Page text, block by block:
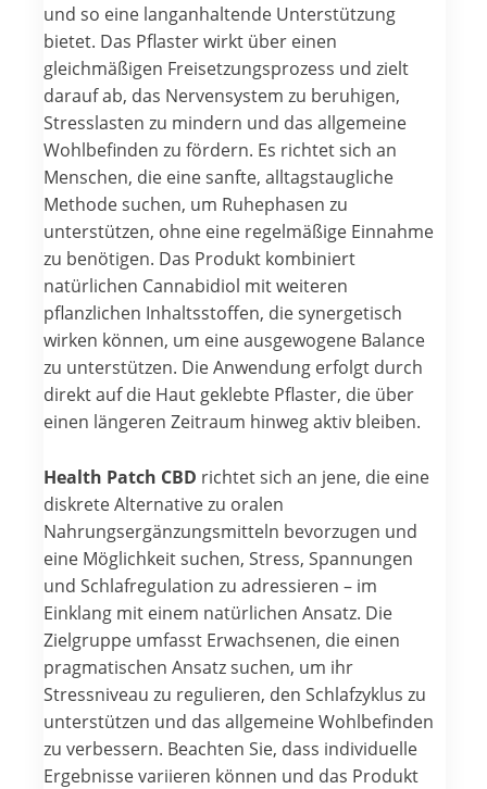
und so eine langanhaltende Unterstützung
bietet. Das Pflaster wirkt über einen
gleichmäßigen Freisetzungsprozess und zielt
darauf ab, das Nervensystem zu beruhigen,
Stresslasten zu mindern und das allgemeine
Wohlbefinden zu fördern. Es richtet sich an
Menschen, die eine sanfte, alltagstaugliche
Methode suchen, um Ruhephasen zu
unterstützen, ohne eine regelmäßige Einnahme
zu benötigen. Das Produkt kombiniert
natürlichen Cannabidiol mit weiteren
pflanzlichen Inhaltsstoffen, die synergetisch
wirken können, um eine ausgewogene Balance
zu unterstützen. Die Anwendung erfolgt durch
direkt auf die Haut geklebte Pflaster, die über
einen längeren Zeitraum hinweg aktiv bleiben.
Health Patch CBD richtet sich an jene, die eine
diskrete Alternative zu oralen
Nahrungsergänzungsmitteln bevorzugen und
eine Möglichkeit suchen, Stress, Spannungen
und Schlafregulation zu adressieren – im
Einklang mit einem natürlichen Ansatz. Die
Zielgruppe umfasst Erwachsenen, die einen
pragmatischen Ansatz suchen, um ihr
Stressniveau zu regulieren, den Schlafzyklus zu
unterstützen und das allgemeine Wohlbefinden
zu verbessern. Beachten Sie, dass individuelle
Ergebnisse variieren können und das Produkt